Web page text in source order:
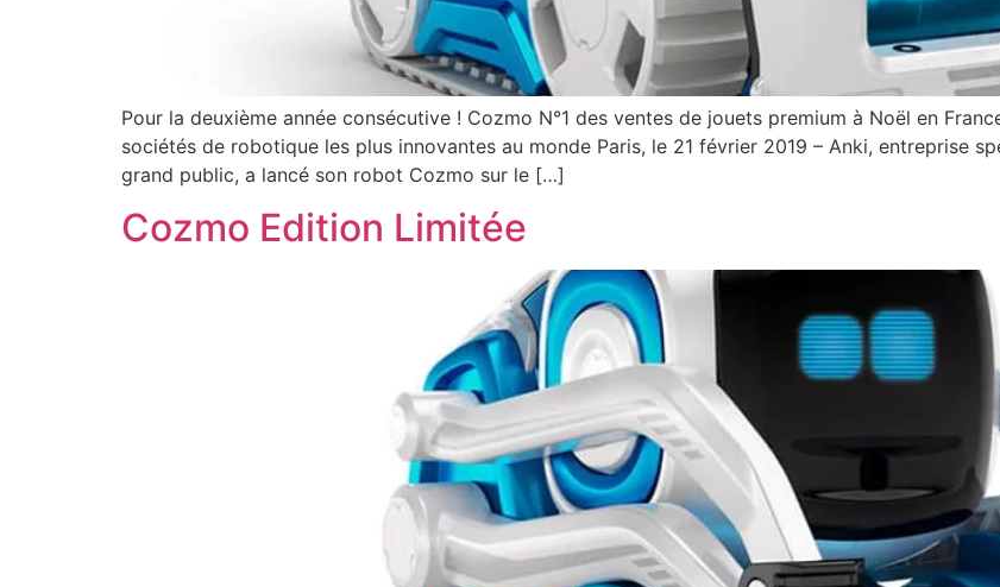
Pour la deuxième année consécutive ! Cozmo N°1 des ventes de jouets premium à Noël en
sociétés de robotique les plus innovantes au monde Paris, le 21 février 2019 – Anki, entreprise
grand public, a lancé son robot Cozmo sur le […]
Cozmo Edition Limitée